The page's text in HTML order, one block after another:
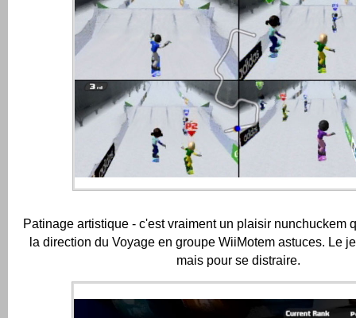
Patinage artistique - c'est vraiment un plaisir nunchuckem
la direction du Voyage en groupe WiiMotem astuces. Le
mais pour se distraire.